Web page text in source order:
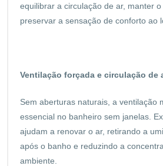
equilibrar a circulação de ar, manter
preservar a sensação de conforto ao
Ventilação forçada e circulação de
Sem aberturas naturais, a ventilação
essencial no banheiro sem janelas.
ajudam a renovar o ar, retirando a
após o banho e reduzindo a
ambiente.